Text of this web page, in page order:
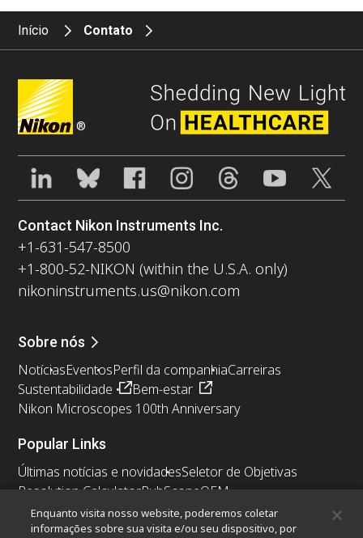
Início Contato
®
Contact Nikon Instruments Inc.
+1-631-547-8500
+1-800-52-NIKON (within the U.S.A. only)
nikoninstruments.us@nikon.com
Sobre nós
NotíciasEventosPerfil da companhiaCarreiras
Sustentabilidade
Bem-estar
Nikon Microscopes 100th Anniversary
Popular Links
Últimas notícias e novidadesSeletor de Objetivas
Resolution CalculatorPubScopeOEM
Nikon Small World
MicroscopyU
Enquanto visita nosso website, poderemos coletar
informações sobre sua visita e/ou seu dispositivo, por